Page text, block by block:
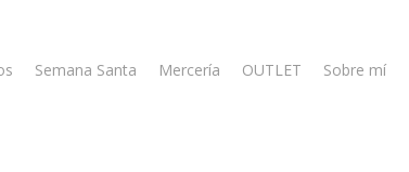
Semana Santa Mercería OUTLET Sobre mí